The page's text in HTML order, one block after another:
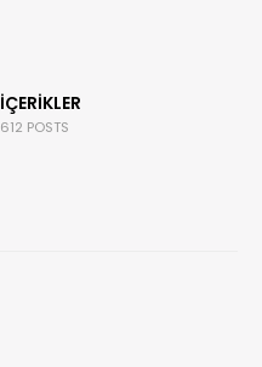
İÇERIKLER
612 POSTS